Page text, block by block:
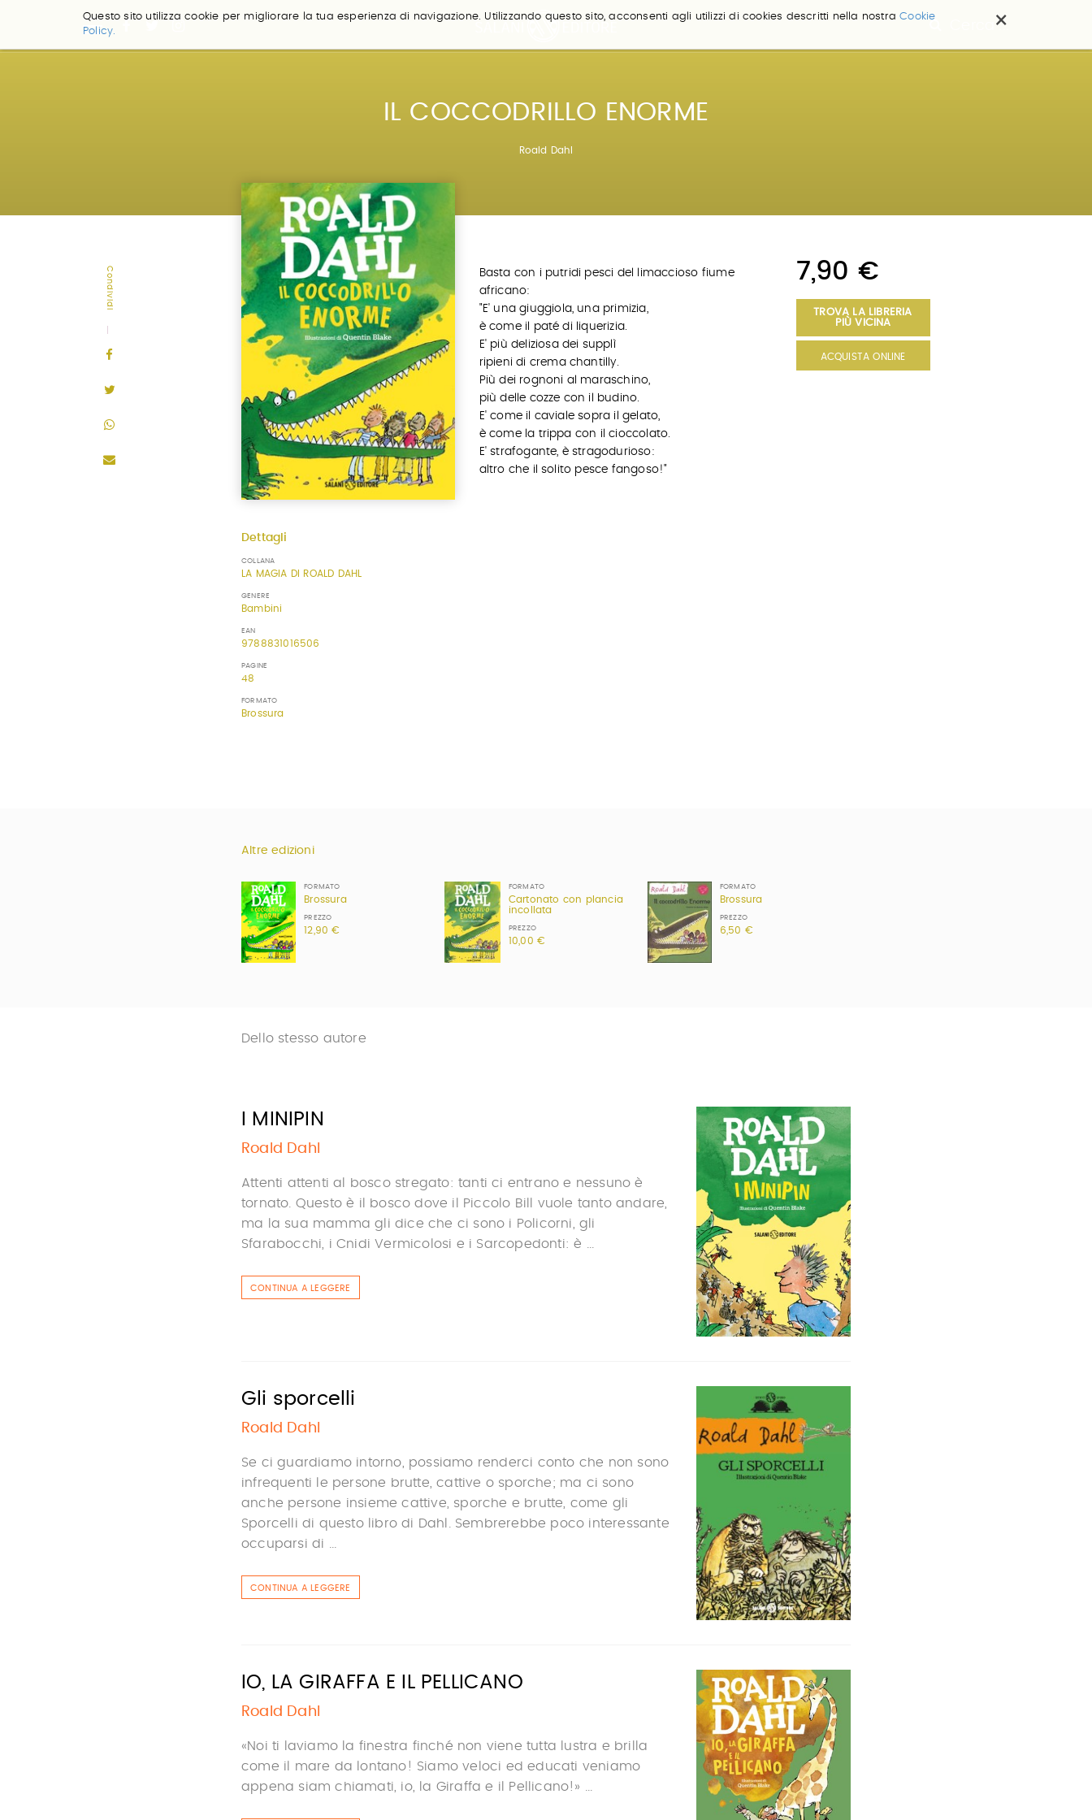
×
Questo sito utilizza cookie per migliorare la tua esperienza di navigazione. Utilizzando questo sito, acconsenti agli utilizzi di cookies descritti nella nostraCookie
Policy.
Cerca ...
IL COCCODRILLO ENORME
Roald Dahl
Condividi
Dettagli
COLLANA
LA MAGIA DI ROALD DAHL
GENERE
Bambini
EAN
9788831016506
PAGINE
48
FORMATO
Brossura
Basta con i putridi pesci del limaccioso fiume
africano:
"E' una giuggiola, una primizia,
è come il paté di liquerizia.
E' più deliziosa dei supplì
ripieni di crema chantilly.
Più dei rognoni al maraschino,
più delle cozze con il budino.
E' come il caviale sopra il gelato,
è come la trippa con il cioccolato.
E' strafogante, è stragodurioso:
altro che il solito pesce fangoso!"
7,90 €
TROVA LA LIBRERIA
PIÙ VICINA
ACQUISTA ONLINE
Altre edizioni
FORMATO
Brossura
PREZZO
12,90 €
FORMATO
Cartonato con plancia
incollata
PREZZO
10,00 €
FORMATO
Brossura
PREZZO
6,50 €
Dello stesso autore
I MINIPIN
Roald Dahl
Attenti attenti al bosco stregato: tanti ci entrano e nessuno è
tornato. Questo è il bosco dove il Piccolo Bill vuole tanto andare,
ma la sua mamma gli dice che ci sono i Policorni, gli
Sfarabocchi, i Cnidi Vermicolosi e i Sarcopedonti: è ...
CONTINUA A LEGGERE
Gli sporcelli
Roald Dahl
Se ci guardiamo intorno, possiamo renderci conto che non sono
infrequenti le persone brutte, cattive o sporche; ma ci sono
anche persone insieme cattive, sporche e brutte, come gli
Sporcelli di questo libro di Dahl. Sembrerebbe poco interessante
occuparsi di ...
CONTINUA A LEGGERE
IO, LA GIRAFFA E IL PELLICANO
Roald Dahl
«Noi ti laviamo la finestra finché non viene tutta lustra e brilla
come il mare da lontano! Siamo veloci ed educati veniamo
appena siam chiamati, io, la Giraffa e il Pellicano!» ...